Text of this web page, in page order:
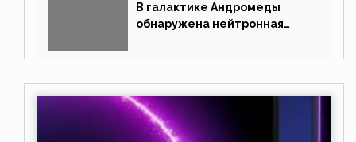
В галактике Андромеды
обнаружена нейтронная